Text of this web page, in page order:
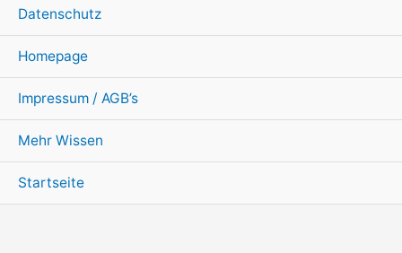
Datenschutz
Homepage
Impressum / AGB’s
Mehr Wissen
Startseite